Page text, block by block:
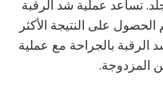
تساعد عملية شد الرقبة
على النتيجة الأكثر
بالجراحة مع عملية
المزدوجة.